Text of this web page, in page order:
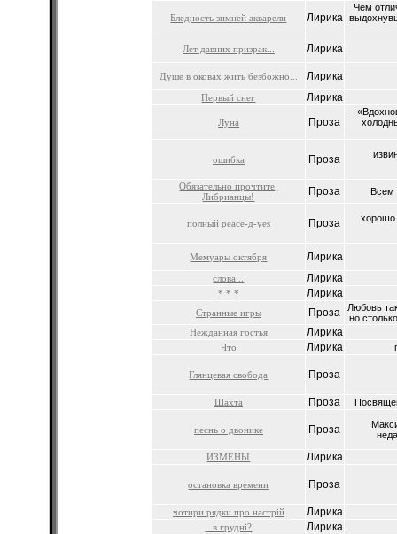
Бледность зимней акварели Лирика
Чем
Лет давних призрак... Лирика
Душе в оковах жить безбожно... Лирика
Первый снег Лирика
Луна Проза
-
ошибка Проза
Обязательно прочтите,
Либрианцы!
Проза Всем
полный peace-д-yes Проза хорошо
Мемуары октября Лирика
слова... Лирика
* * * Лирика
Странные игры Проза
Любовь
но
Нежданная гостья
Лирика
Что Лирика
Глянцевая свобода Проза
Шахта Проза
песнь о двонике Проза
ИЗМЕНЫ Лирика
остановка времени Проза
чотири рядки про настрій Лирика
...в грудні? Лирика